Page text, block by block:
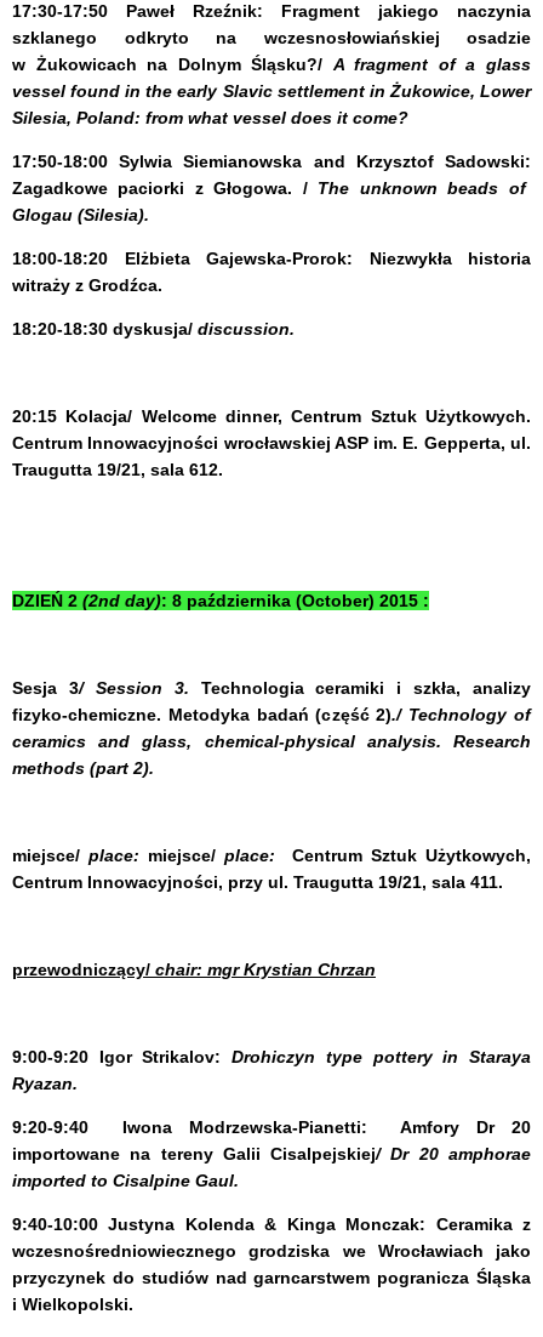
17:30-17:50 Paweł Rzeźnik:
Fragment jakiego naczynia
szklanego odkryto na wczesnosłowiańskiej osadzie
w Żukowicach na Dolnym Śląsku?/ A fragment of a glass
vessel found in the early Slavic settlement in Żukowice, Lower
Silesia, Poland: from what vessel does it come?
17:50-18:00Sylwia Siemianowska and Krzysztof Sadowski:
Zagadkowe paciorki z Głogowa. / The unknown beads of
Glogau (Silesia).
18:00-18:20 Elżbieta Gajewska-Prorok: Niezwykła historia
witraży z Grodźca.
18:20-18:30 dyskusja/ discussion.
20:15 Kolacja/ Welcome dinner,Centrum Sztuk Użytkowych.
Centrum Innowacyjności wrocławskiej ASP im. E. Gepperta, ul.
Traugutta 19/21, sala 612.
DZIEŃ 2 (2nd day): 8 października (October) 2015 :
Sesja 3/ Session 3. Technologia ceramiki i szkła, analizy
fizyko-chemiczne. Metodyka badań (część 2)./ Technology of
ceramics and glass, chemical-physical analysis. Research
methods (part 2).
miejsce/ place: miejsce/ place:
Centrum Sztuk Użytkowych,
Centrum Innowacyjności, przy ul. Traugutta 19/21, sala 411.
przewodniczący/ chair: mgr Krystian Chrzan
9:00-9:20 Igor Strikalov: Drohiczyn typepottery in Staraya
Ryazan.
9:20-9:40 Iwona Modrzewska-Pianetti:
Amfory Dr 20
importowane na tereny Galii Cisalpejskiej/ Dr 20 amphorae
imported to Cisalpine Gaul.
9:40-10:00Justyna Kolenda & Kinga Monczak: Ceramika z
wczesnośredniowiecznego grodziska we Wrocławiach jako
przyczynek do studiów nad garncarstwem pogranicza Śląska
i Wielkopolski.